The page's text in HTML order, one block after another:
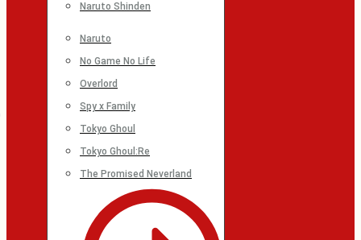
Naruto Shinden
Naruto
No Game No Life
Overlord
Spy x Family
Tokyo Ghoul
Tokyo Ghoul:Re
The Promised Neverland